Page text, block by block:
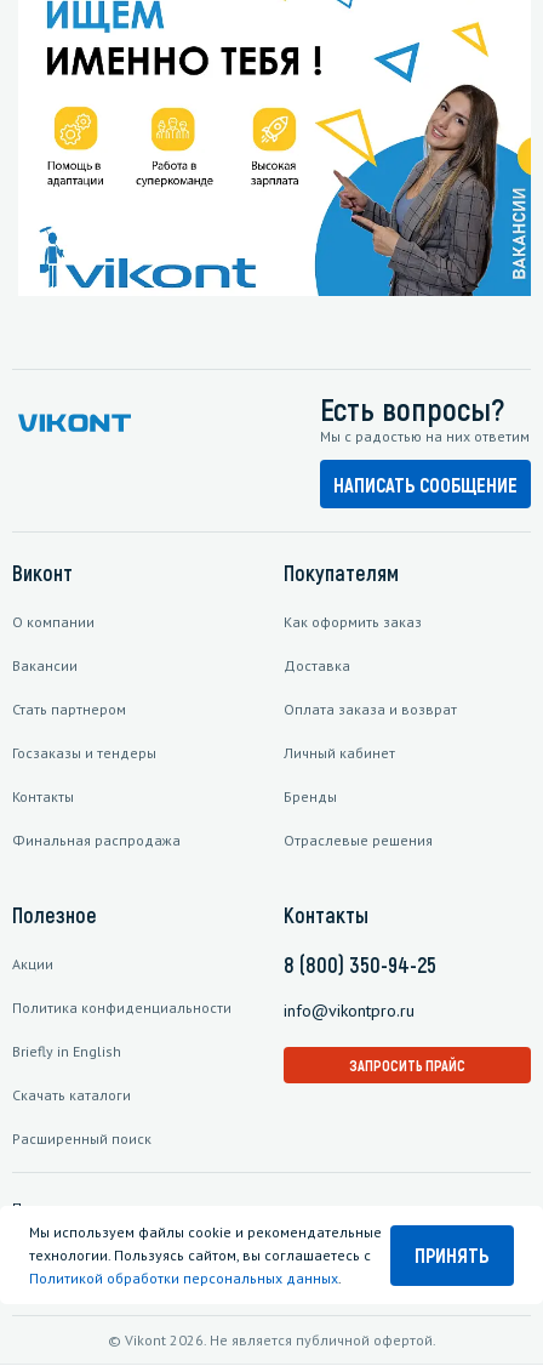
Есть вопросы?
Мы с радостью на них ответим
НАПИСАТЬ СООБЩЕНИЕ
Виконт
О компании
Вакансии
Стать партнером
Госзаказы и тендеры
Контакты
Финальная распродажа
Покупателям
Как оформить заказ
Доставка
Оплата заказа и возврат
Личный кабинет
Бренды
Отраслевые решения
Полезное
Акции
Политика конфиденциальности
Briefly in English
Скачать каталоги
Расширенный поиск
Контакты
8 (800) 350-94-25
info@vikontpro.ru
ЗАПРОСИТЬ ПРАЙС
© Vikont 2026. Не является публичной офертой.
Подписаться на рассылку
Мы используем файлы cookie и рекомендательные
технологии. Пользуясь сайтом, вы соглашаетесь с
Политикой обработки персональных данных.
ПРИНЯТЬ